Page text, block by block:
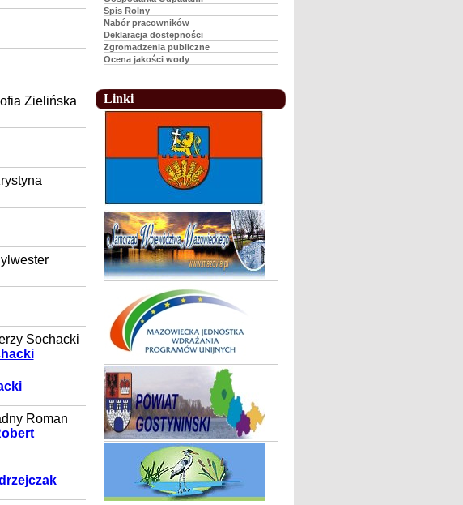
Zielińska
Sochacki
Roman
Spis Rolny
Nabór pracowników
Deklaracja dostępności
Zgromadzenia publiczne
Ocena jakości wody
Linki